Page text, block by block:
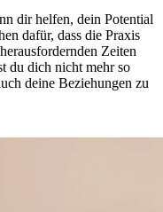
dir helfen, dein Potential
dafür, dass die Praxis
Zeiten
du dich nicht mehr so
deine Beziehungen zu